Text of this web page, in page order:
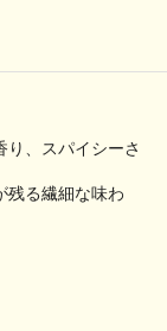
り、スパイシーさ
残る繊細な味わ